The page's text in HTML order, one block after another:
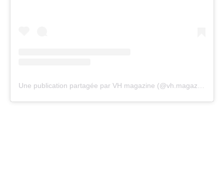
Une publication partagée par VH magazine (@vh.magazine)